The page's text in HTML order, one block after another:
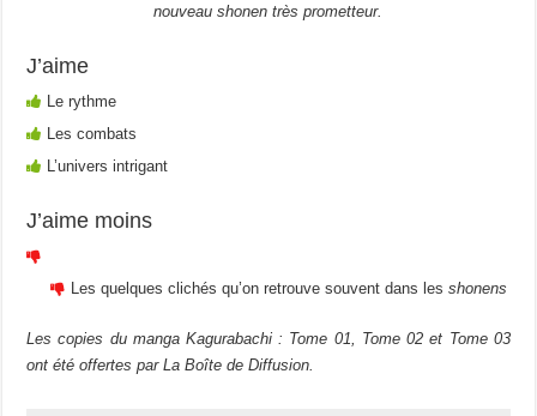
nouveau shonen très prometteur.
J’aime
Le rythme
Les combats
L’univers intrigant
J’aime moins
Les quelques clichés qu’on retrouve souvent dans lesshonens
Les copies du manga Kagurabachi : Tome 01, Tome 02 et Tome 03
ont été offertes par La Boîte de Diffusion.